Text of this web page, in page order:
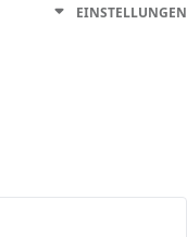
EINSTELLUNGEN